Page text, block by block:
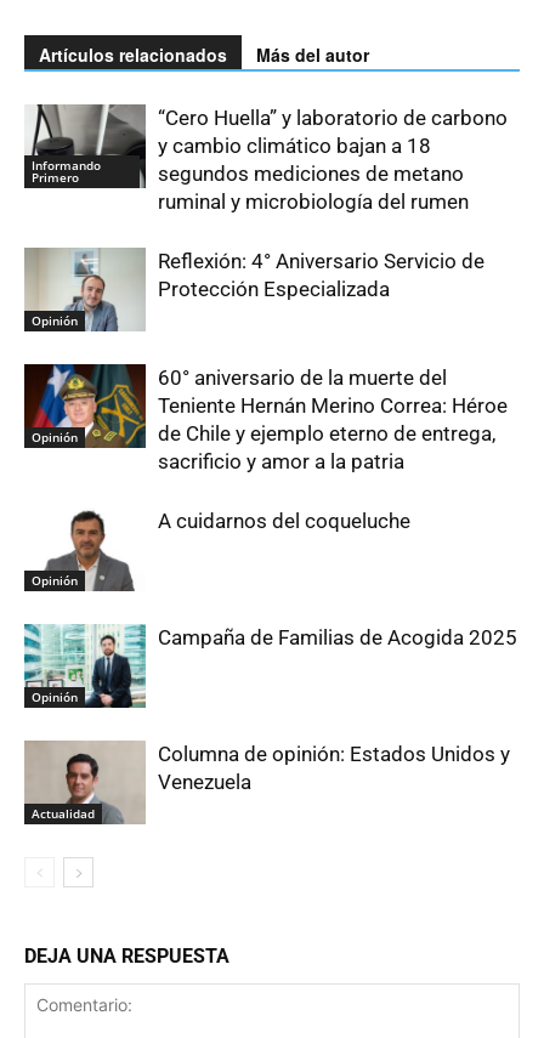
Artículos relacionados Más del autor
Informando
Primero
“Cero Huella” y laboratorio de carbono
y cambio climático bajan a 18
segundos mediciones de metano
ruminal y microbiología del rumen
Opinión
Reflexión: 4° Aniversario Servicio de
Protección Especializada
Opinión
60° aniversario de la muerte del
Teniente Hernán Merino Correa: Héroe
de Chile y ejemplo eterno de entrega,
sacrificio y amor a la patria
Opinión
A cuidarnos del coqueluche
Opinión
Campaña de Familias de Acogida 2025
Actualidad
Columna de opinión: Estados Unidos y
Venezuela
DEJA UNA RESPUESTA